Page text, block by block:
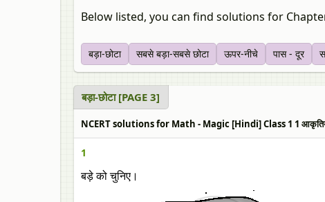
Below listed, you can find solutions for
बड़ा-छोटा सबसे बड़ा-सबसे छोटा ऊपर-नीचे पास - दूर
बड़ा-छोटा [PAGE 3]
NCERT solutions for Math - Magic [Hindi] Class 1 1 आकृतियाँ
1
बड़े को चुनिए।